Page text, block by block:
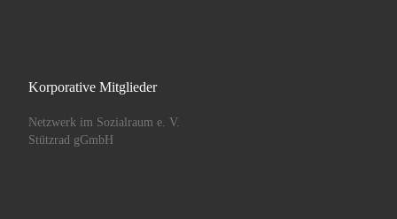
Korporative Mitglieder
Netzwerk im Sozialraum e. V.
Stützrad gGmbH